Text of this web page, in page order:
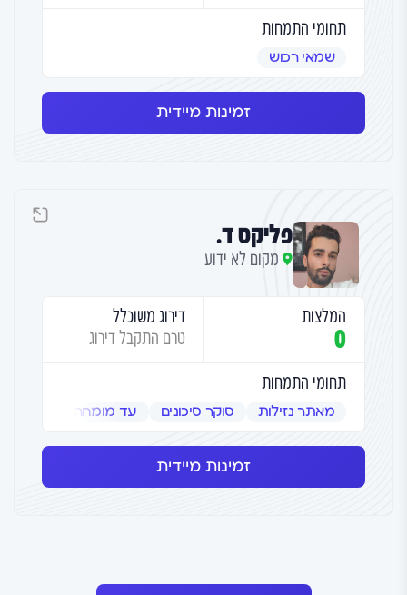
תחומי התמחות
שמאי רכוש
זמינות מיידית
פליקס ד.
מקום לא ידוע
המלצות
0
דירוג משוכלל
טרם התקבל דירוג
תחומי התמחות
מאתר נזילות סוקר סיכונים עד מומחה
זמינות מיידית